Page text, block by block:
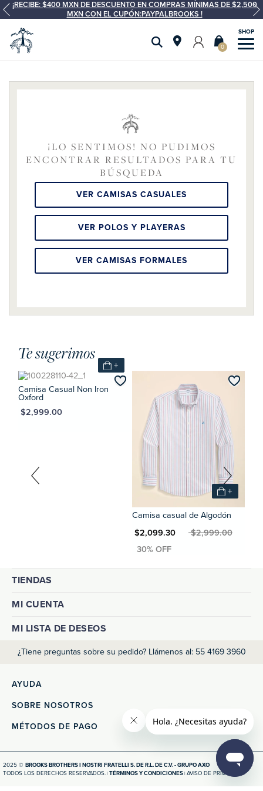
¡RECIBE: $400 MXN DE DESCUENTO EN COMPRAS MÍNIMAS DE $2,500
MXN CON EL CUPÓN:PAYPALBROOKS !
0
¡LO SENTIMOS! NO PUDIMOS
ENCONTRAR RESULTADOS PARA TU
BÚSQUEDA
VER CAMISAS CASUALES
VER POLOS Y PLAYERAS
VER CAMISAS FORMALES
Te sugerimos
+
Camisa Casual Non Iron
Oxford
MXN $2,999.00
+
Camisa casual de Algodón
MXN $2,099.30MXN $2,999.00MXN
TIENDAS
MI CUENTA
MI LISTA DE DESEOS
¿Tiene preguntas sobre su pedido? Llámenos al: 55 4169 3960
AYUDA
SOBRE NOSOTROS
MÉTODOS DE PAGO
2025 © BROOKS BROTHERS I NOSTRI FRATELLI S. DE R.L. DE C.V. - GRUPO AXO
TODOS LOS DERECHOS RESERVADOS. | TÉRMINOS Y CONDICIONES | AVISO DE PRIVACIDAD